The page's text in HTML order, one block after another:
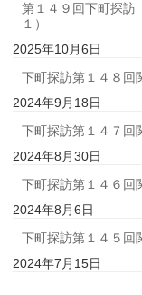
第１４９回下町探訪
１）
2025年10月6日
下町探訪第１４８回
2024年9月18日
下町探訪第１４７回
2024年8月30日
下町探訪第１４６回
2024年8月6日
下町探訪第１４５回
2024年7月15日